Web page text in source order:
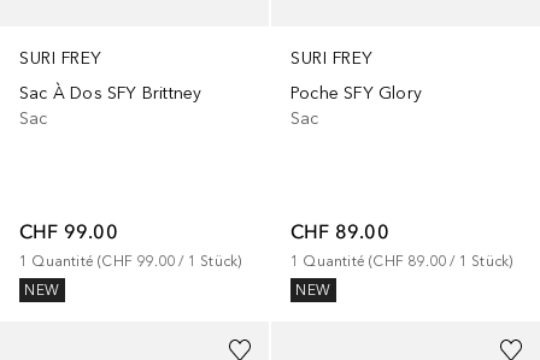
SURI FREY
Sac À Dos SFY Brittney
Sac
CHF 99.00
1 Quantité (CHF 99.00 / 1 Stück)
NEW
SURI FREY
Poche SFY Glory
Sac
CHF 89.00
1 Quantité (CHF 89.00 / 1 Stück)
NEW